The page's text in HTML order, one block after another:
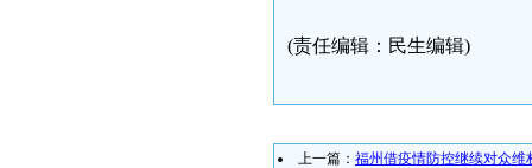
(责任编辑：民生编辑)
上一篇： 福州借疫情防控继续对众维